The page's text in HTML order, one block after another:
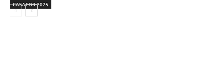
CASACOR 2025